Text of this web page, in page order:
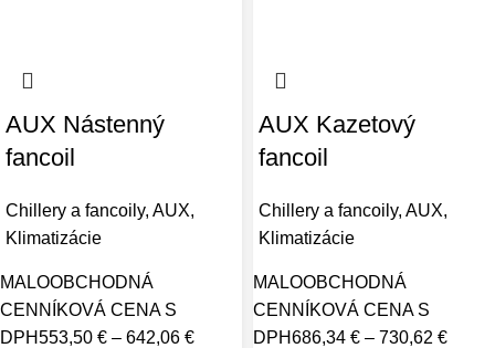
AUX Nástenný
fancoil
Chillery a fancoily, AUX,
Klimatizácie
MALOOBCHODNÁ
CENNÍKOVÁ CENA S
DPH553,50 € – 642,06 €
AUX Kazetový
fancoil
Chillery a fancoily, AUX,
Klimatizácie
MALOOBCHODNÁ
CENNÍKOVÁ CENA S
DPH686,34 € – 730,62 €